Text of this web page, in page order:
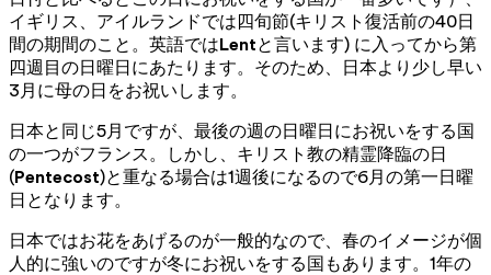
イギリス、アイルランドでは四旬節(キリスト復活前の40日
間の期間のこと。英語ではLentと言います) に入ってから第
四週目の日曜日にあたります。そのため、日本より少し早い
3月に母の日をお祝いします。
日本と同じ5月ですが、最後の週の日曜日にお祝いをする国
の一つがフランス。しかし、キリスト教の精霊降臨の日
(Pentecost)と重なる場合は1週後になるので6月の第一日曜
日となります。
日本ではお花をあげるのが一般的なので、春のイメージが個
人的に強いのですが冬にお祝いをする国もあります。1年の